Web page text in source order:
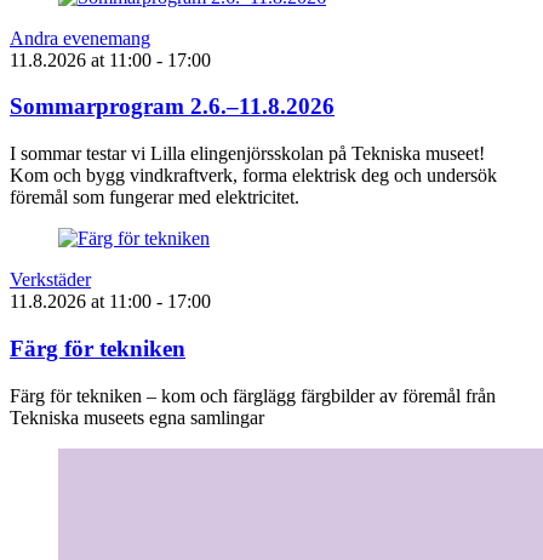
Andra evenemang
11.8.2026 at 11:00 - 17:00
Sommarprogram 2.6.–11.8.2026
I sommar testar vi Lilla elingenjörsskolan på Tekniska museet!
Kom och bygg vindkraftverk, forma elektrisk deg och undersök
föremål som fungerar med elektricitet.
Verkstäder
11.8.2026 at 11:00 - 17:00
Färg för tekniken
Färg för tekniken – kom och färglägg färgbilder av föremål från
Tekniska museets egna samlingar